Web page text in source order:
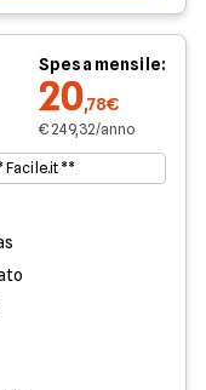
Spesa mensile:
20,78€
€ 249,32/anno
Facile.it **